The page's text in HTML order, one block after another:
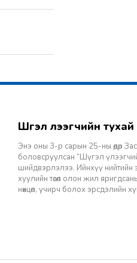
Шүгэл үлээгчийн
Энэ оны 3-р сарын 25-ны өдөр
боловсруулсан “Шүгэл
шийдвэрлэлээ. Ийнхүү нийтийн
хуулийн төсөл олон жил
нөхцөл, учирч болох эрсдэлийн